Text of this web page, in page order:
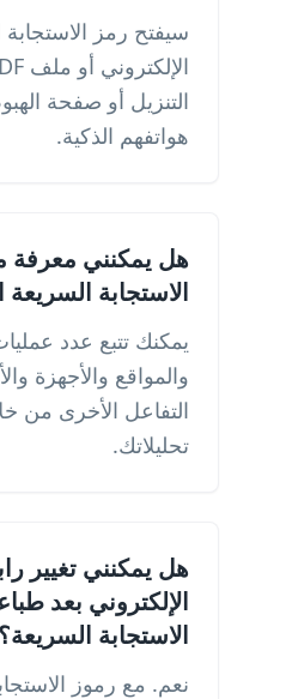
سيفتح رمز الاستجابة
التنزيل أو صفحة
هواتفهم الذكية.
هل يمكنني معرفة
الاستجابة
يمكنك تتبع عدد
والمواقع والأجهزة
التفاعل الأخرى من
تحليلاتك.
هل يمكنني تغيير
الإلكتروني بعد
الاستجابة السريعة؟
نعم. مع رموز